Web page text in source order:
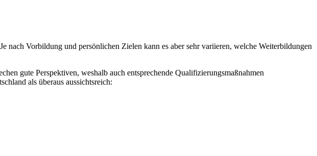
Vorbildung und persönlichen Zielen kann es aber sehr variieren, welche Weiterbildungen
gute Perspektiven, weshalb auch entsprechende Qualifizierungsmaßnahmen
als überaus aussichtsreich: